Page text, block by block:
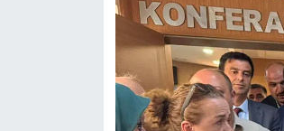
Yayla Haber
Yemek Tarifleri